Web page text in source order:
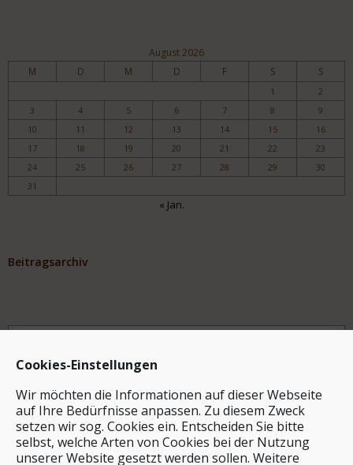
Cookies-Einstellungen
Wir möchten die Informationen auf dieser Webseite
auf Ihre Bedürfnisse anpassen. Zu diesem Zweck
setzen wir sog. Cookies ein. Entscheiden Sie bitte
selbst, welche Arten von Cookies bei der Nutzung
unserer Website gesetzt werden sollen. Weitere
August 2026
M D M D F S S
1
2
3
4 5 6 7 8
9
10
11 12 13 14 15
16
17
18 19 20 21 22
23
24
25 26 27 28 29
30
31
« Jan.
Beitragsarchiv
Archiv